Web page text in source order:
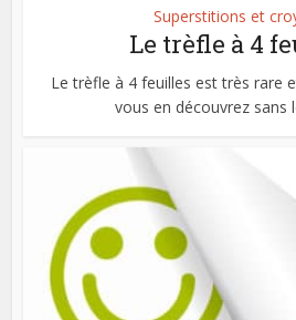
Superstitions et
Le trèfle à 4
Le trèfle à 4 feuilles est très rare
vous en découvrez sans